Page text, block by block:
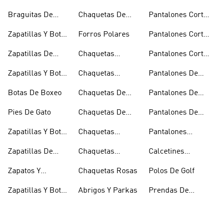
Hombro
Braguitas De
Zapatillas Y Botas
Zapatillas De
Zapatillas Y Botas
Botas De Boxeo
Pies De Gato
Zapatillas Y Botas
Zapatillas De
Zapatos Y
Doradas
Zapatillas Y Botas
Acolchados
Chaquetas De
Forros Polares
Chaquetas
Chaquetas
Chaquetas De
Chaquetas De
Chaquetas
Chaquetas
Chaquetas Rosas
Abrigos Y Parkas
Pantalones Cortos
Pantalones Cortos
Pantalones Cortos
Pantalones De
Pantalones De
Pantalones De
Pantalones
Calcetines
Polos De Golf
Prendas De